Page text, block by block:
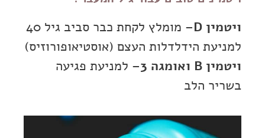
ויטמין D
– מומלץ לקחת כבר סביב גיל 40
למניעת הידלדלות העצם (אוסטיאופורוזיס)
ויטמין B ואומגה 3
– למניעת פגיעה
בשריר הלב